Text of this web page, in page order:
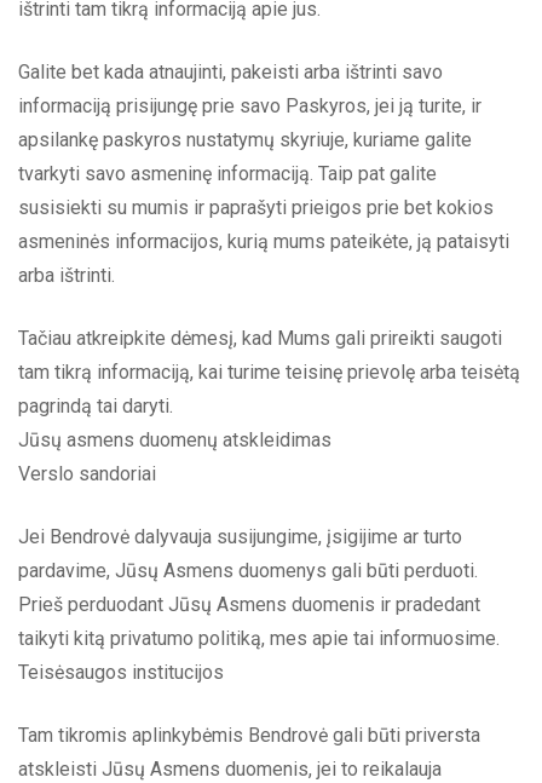
ištrinti tam tikrą informaciją apie jus.
Galite bet kada atnaujinti, pakeisti arba ištrinti savo
informaciją prisijungę prie savo Paskyros, jei ją turite, ir
apsilankę paskyros nustatymų skyriuje, kuriame galite
tvarkyti savo asmeninę informaciją. Taip pat galite
susisiekti su mumis ir paprašyti prieigos prie bet kokios
asmeninės informacijos, kurią mums pateikėte, ją pataisyti
arba ištrinti.
Tačiau atkreipkite dėmesį, kad Mums gali prireikti saugoti
tam tikrą informaciją, kai turime teisinę prievolę arba teisėtą
pagrindą tai daryti.
Jūsų asmens duomenų atskleidimas
Verslo sandoriai
Jei Bendrovė dalyvauja susijungime, įsigijime ar turto
pardavime, Jūsų Asmens duomenys gali būti perduoti.
Prieš perduodant Jūsų Asmens duomenis ir pradedant
taikyti kitą privatumo politiką, mes apie tai informuosime.
Teisėsaugos institucijos
Tam tikromis aplinkybėmis Bendrovė gali būti priversta
atskleisti Jūsų Asmens duomenis, jei to reikalauja